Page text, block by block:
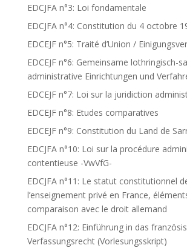
EDCJFA n°3: Loi fondamentale
EDCJFA n°4: Constitution du 4 octobre
EDCEJF n°5: Traité d’Union /
EDCEJF n°6: Gemeinsame lothringisch-
administrative Einrichtungen und
EDCEJF n°7: Loi sur la juridiction
EDCEJF n°8: Etudes comparatives
EDCEJF n°9: Constitution du Land de
EDCJFA n°10: Loi sur la procédure
contentieuse -VwVfG-
EDCJFA n°11: Le statut constitutionnel
l’enseignement privé en France,
comparaison avec le droit allemand
EDCJFA n°12: Einführung in das
Verfassungsrecht (Vorlesungsskript)